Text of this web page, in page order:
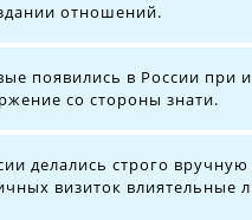
отношений.
появились в России при
со стороны знати.
делались строго
визиток